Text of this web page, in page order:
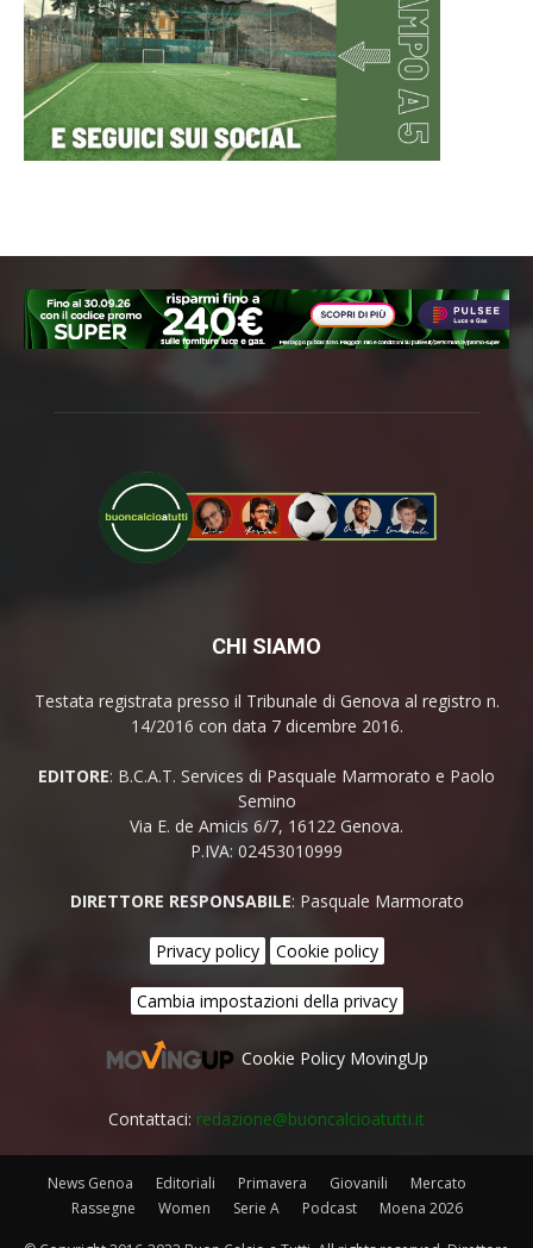
CHI SIAMO
Testata registrata presso il Tribunale di Genova al registro n.
14/2016 con data 7 dicembre 2016.
EDITORE: B.C.A.T. Services di Pasquale Marmorato e Paolo
Semino
Via E. de Amicis 6/7, 16122 Genova.
P.IVA: 02453010999
DIRETTORE RESPONSABILE: Pasquale Marmorato
Privacy policy Cookie policy
Cambia impostazioni della privacy
Cookie Policy MovingUp
Contattaci: redazione@buoncalcioatutti.it
News Genoa Editoriali Primavera Giovanili
Mercato
Rassegne
Women Serie A Podcast Moena 2026